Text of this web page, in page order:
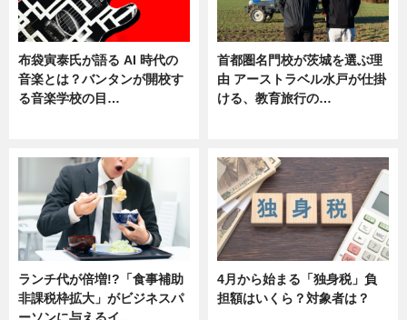
布袋寅泰氏が語る AI 時代の
音楽とは？バンタンが開校す
る音楽学校の目…
首都圏名門校が茨城を選ぶ理
由 アーストラベル水戸が仕掛
ける、教育旅行の…
ランチ代が倍増!?「食事補助
非課税枠拡大」がビジネスパ
ーソンに与えるイ…
4月から始まる「独身税」負
担額はいくら？対象者は？